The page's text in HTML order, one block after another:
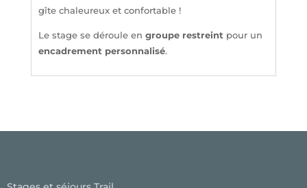
gîte chaleureux et confortable !
Le stage se déroule en groupe restreint pour un
encadrement personnalisé.